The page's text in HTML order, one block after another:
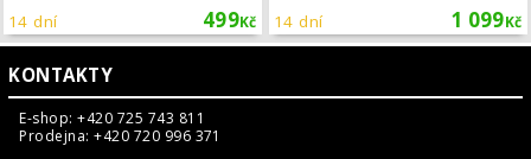
499Kč
14 dní 1 099Kč
14 dní
KONTAKTY
E-shop: +420 725 743 811
Prodejna: +420 720 996 371